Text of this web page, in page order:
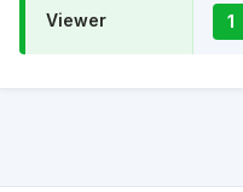
Viewer 1